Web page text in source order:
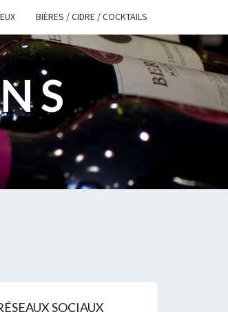
BIÈRES / CIDRE / COCKTAILS
SOCIAUX